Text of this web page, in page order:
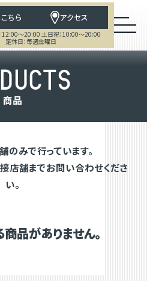
ちら アクセス
12:00～20:00 土日祝：10:00～20:00
定休日：毎週金曜日
DUCTS
商品
みで行っています。
店舗までお問い合わせくださ
い。
品がありません。